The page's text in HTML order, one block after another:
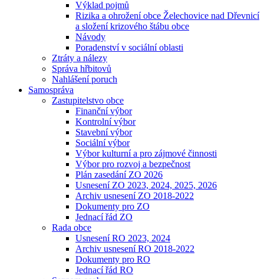
Výklad pojmů
Rizika a ohrožení obce Želechovice nad Dřevnicí
a složení krizového štábu obce
Návody
Poradenství v sociální oblasti
Ztráty a nálezy
Správa hřbitovů
Nahlášení poruch
Samospráva
Zastupitelstvo obce
Finanční výbor
Kontrolní výbor
Stavební výbor
Sociální výbor
Výbor kulturní a pro zájmové činnosti
Výbor pro rozvoj a bezpečnost
Plán zasedání ZO 2026
Usnesení ZO 2023, 2024, 2025, 2026
Archiv usnesení ZO 2018-2022
Dokumenty pro ZO
Jednací řád ZO
Rada obce
Usnesení RO 2023, 2024
Archiv usnesení RO 2018-2022
Dokumenty pro RO
Jednací řád RO